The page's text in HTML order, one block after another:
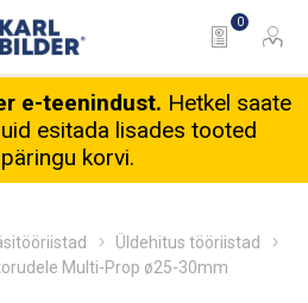
0
e-teenindust. Hetkel saate
esitada lisades tooted
korvi.
Üldehitus tööriistad
Multi-Prop ø25-30mm